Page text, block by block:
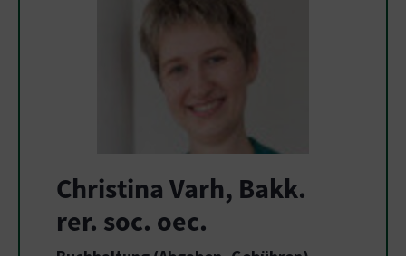
Christina Varh, Bakk.
rer. soc. oec.